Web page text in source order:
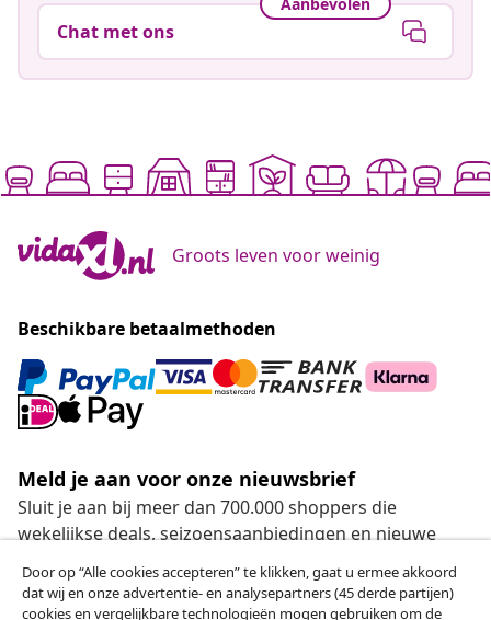
Aanbevolen
Chat met ons
Groots leven voor weinig
Beschikbare betaalmethoden
Meld je aan voor onze nieuwsbrief
Sluit je aan bij meer dan 700.000 shoppers die
wekelijkse deals, seizoensaanbiedingen en nieuwe
Onze sociale media
Door op “Alle cookies accepteren” te klikken, gaat u ermee akkoord
dat wij en onze advertentie- en analysepartners (45 derde partijen)
cookies en vergelijkbare technologieën mogen gebruiken om de